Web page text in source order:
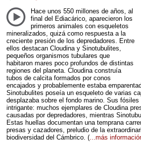
Hace unos 550 millones de años, al
final del Ediacárico, aparecieron los
primeros animales con esqueletos
mineralizados, quizá como respuesta a la
creciente presión de los depredadores. Entre
ellos destacan Cloudina y Sinotubulites,
pequeños organismos tubulares que
habitaron mares poco profundos de distintas
regiones del planeta. Cloudina construía
tubos de calcita formados por conos
encajados y probablemente estaba
Sinotubulites poseía un esqueleto de varias
desplazaba sobre el fondo marino. Sus
intrigante: muchos ejemplares de Cloudina
causadas por depredadores, mientras
Estas huellas documentan una temprana
presas y cazadores, preludio de la
biodiversidad del Cámbrico. (...más